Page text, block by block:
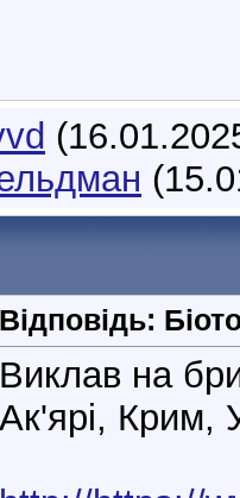
Відповідь:
Виклав на
Ак'ярі, Крим,